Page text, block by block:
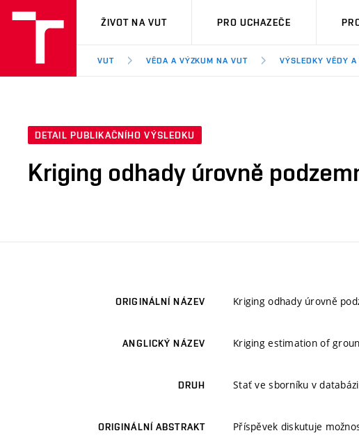
VUT
ŽIVOT NA VUT PRO UCHAZEČE
VUT VĚDA A VÝZKUM NA VUT VÝSLEDKY VĚDY A
DETAIL PUBLIKAČNÍHO VÝSLEDKU
Kriging odhady úrovně
ORIGINÁLNÍ NÁZEV Kriging odhady úrovně
ANGLICKÝ NÁZEV Kriging estimation of
DRUH Stať ve sborníku v
ORIGINÁLNÍ ABSTRAKT
Příspěvek diskutuje